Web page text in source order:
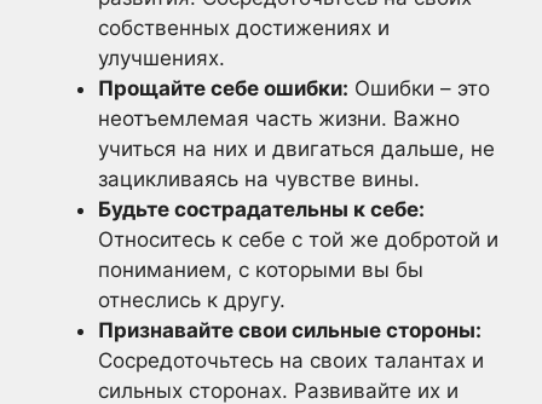
собственных достижениях и
улучшениях.
Прощайте себе ошибки: Ошибки – это
неотъемлемая часть жизни. Важно
учиться на них и двигаться дальше, не
зацикливаясь на чувстве вины.
Будьте сострадательны к себе:
Относитесь к себе с той же добротой и
пониманием, с которыми вы бы
отнеслись к другу.
Признавайте свои сильные стороны:
Сосредоточьтесь на своих талантах и
сильных сторонах. Развивайте их и